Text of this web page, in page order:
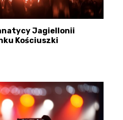
Jagiellonii
Kościuszki